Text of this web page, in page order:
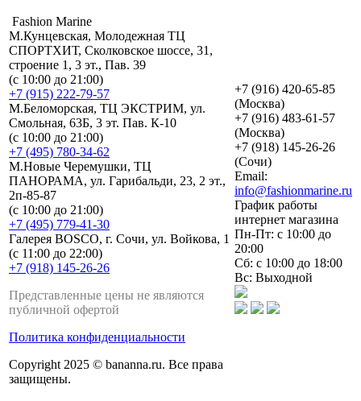
Fashion Marine
М.Кунцевская, Молодежная ТЦ
СПОРТХИТ, Сколковское шоссе, 31,
строение 1, 3 эт., Пав. 39
(с 10:00 до 21:00)
+7 (915) 222-79-57
М.Беломорская, ТЦ ЭКСТРИМ, ул.
Смольная, 63Б, 3 эт. Пав. К-10
(с 10:00 до 21:00)
+7 (495) 780-34-62
М.Новые Черемушки, ТЦ
ПАНОРАМА, ул. Гарибальди, 23, 2 эт.,
2п-85-87
(с 10:00 до 21:00)
+7 (495) 779-41-30
Галерея BOSCO, г. Сочи, ул. Войкова, 1
(с 11:00 до 22:00)
+7 (918) 145-26-26
Представленные цены не являются
публичной офертой
Политика конфиденциальности
Copyright 2025 © bananna.ru. Все права
защищены.
+7 (916) 420-65-85
(Москва)
+7 (916) 483-61-57
(Москва)
+7 (918) 145-26-26
(Сочи)
Email:
info@fashionmarine.ru
График работы
интернет магазина
Пн-Пт: с 10:00 до
20:00
Сб: с 10:00 до 18:00
Вс: Выходной